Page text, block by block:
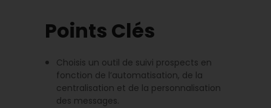
Points Clés
Choisis un outil de suivi prospects en
fonction de l’automatisation, de la
centralisation et de la personnalisation
des messages.